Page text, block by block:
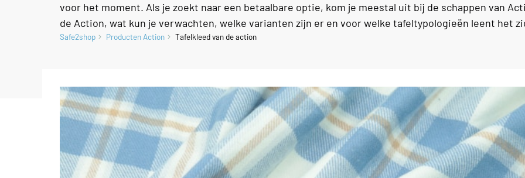
voor het moment. Als je zoekt naar een betaalbare optie, kom je meestal uit bij de schappen van
de Action, wat kun je verwachten, welke varianten zijn er en voor welke tafeltypologieën leent het
Safe2shop Producten Action Tafelkleed van de action